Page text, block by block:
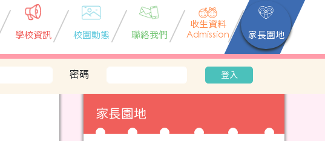
學校資訊 校園動態 聯絡我們
收生資料
Admission
家長園地
密碼 登入
家長園地